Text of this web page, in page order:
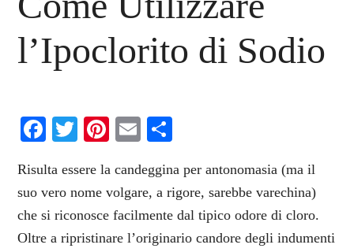
l’Ipoclorito di Sodio
Facebook
TwitterPinterest
Email
Risulta essere la candeggina per antonomasia (ma il
suo vero nome volgare, a rigore, sarebbe varechina)
che si riconosce facilmente dal tipico odore di cloro.
Oltre a ripristinare l’originario candore degli indumenti